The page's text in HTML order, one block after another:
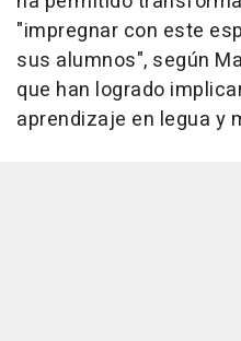
"impregnar con este
sus alumnos", según
que han logrado
aprendizaje en legua y